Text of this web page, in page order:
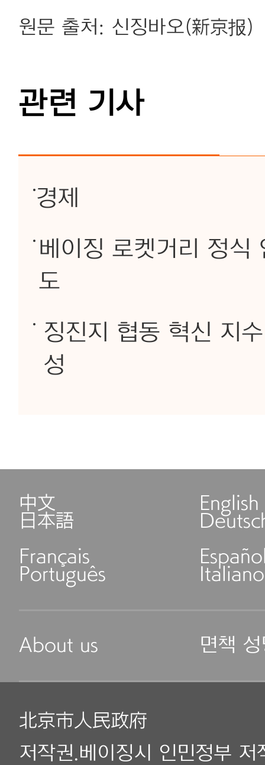
원문 출처: 신징바오(新京报)
관련 기사
경제
베이징 로켓거리 정식
도
징진지 협동 혁신 지
성
中文 English
日本語
Français
Português Italiano
About us 면책
北京市人民政府
저작권.베이징시 인민정부